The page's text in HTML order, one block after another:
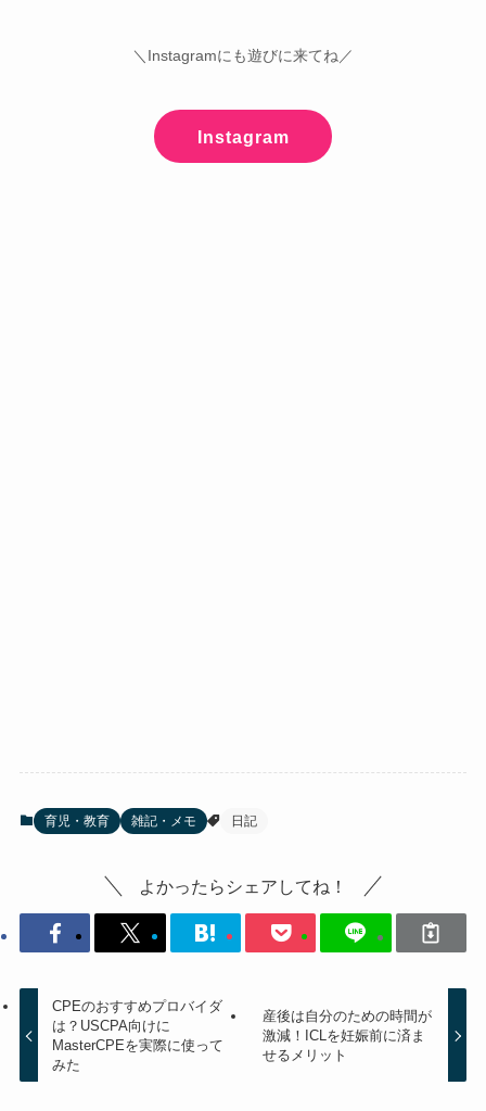
＼Instagramにも遊びに来てね／
Instagram
育児・教育 雑記・メモ 日記
よかったらシェアしてね！
CPEのおすすめプロバイダ
は？USCPA向けに
MasterCPEを実際に使って
みた
産後は自分のための時間が
激減！ICLを妊娠前に済ま
せるメリット